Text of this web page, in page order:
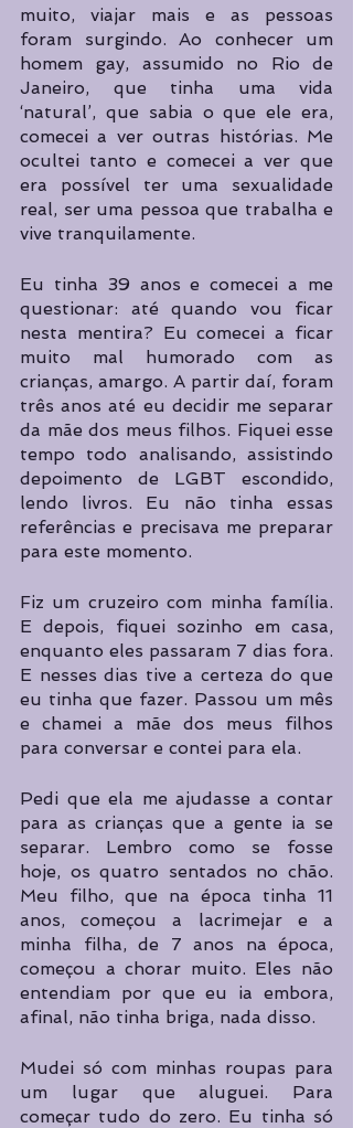
muito, viajar mais e as pessoas
foram surgindo. Ao conhecer um
homem gay, assumido no Rio de
Janeiro, que tinha uma vida
‘natural’, que sabia o que ele era,
comecei a ver outras histórias. Me
ocultei tanto e comecei a ver que
era possível ter uma sexualidade
real, ser uma pessoa que trabalha e
vive tranquilamente.
Eu tinha 39 anos e comecei a me
questionar: até quando vou ficar
nesta mentira? Eu comecei a ficar
muito mal humorado com as
crianças, amargo. A partir daí, foram
três anos até eu decidir me separar
da mãe dos meus filhos. Fiquei esse
tempo todo analisando, assistindo
depoimento de LGBT escondido,
lendo livros. Eu não tinha essas
referências e precisava me preparar
para este momento.
Fiz um cruzeiro com minha família.
E depois, fiquei sozinho em casa,
enquanto eles passaram 7 dias fora.
E nesses dias tive a certeza do que
eu tinha que fazer. Passou um mês
e chamei a mãe dos meus filhos
para conversar e contei para ela.
Pedi que ela me ajudasse a contar
para as crianças que a gente ia se
separar. Lembro como se fosse
hoje, os quatro sentados no chão.
Meu filho, que na época tinha 11
anos, começou a lacrimejar e a
minha filha, de 7 anos na época,
começou a chorar muito. Eles não
entendiam por que eu ia embora,
afinal, não tinha briga, nada disso.
Mudei só com minhas roupas para
um lugar que aluguei. Para
começar tudo do zero. Eu tinha só